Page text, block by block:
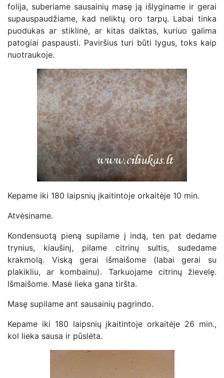
folija, suberiame sausainių masę ją išlyginame ir gerai
supauspaudžiame, kad neliktų oro tarpų. Labai tinka
puodukas ar stiklinė, ar kitas daiktas, kuriuo galima
patogiai paspausti. Paviršius turi būti lygus, toks kaip
nuotraukoje.
Kepame iki 180 laipsnių įkaitintoje orkaitėje 10 min.
Atvėsiname.
Kondensuotą pieną supilame į indą, ten pat dedame
trynius, kiaušinį, pilame citrinų sultis, sudedame
krakmolą. Viską gerai išmaišome (labai gerai su
plakikliu, ar kombainu). Tarkuojame citrinų žievelę.
Išmaišome. Masė lieka gana tiršta.
Masę supilame ant sausainių pagrindo.
Kepame iki 180 laipsnių įkaitintoje orkaitėje 26 min.,
kol lieka sausa ir pūslėta.